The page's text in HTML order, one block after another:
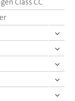
Class CC